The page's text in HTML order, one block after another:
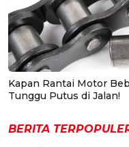
Kapan Rantai Motor
Tunggu Putus di Jalan!
BERITA